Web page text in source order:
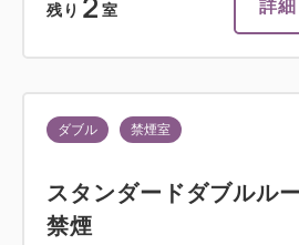
残り 室 詳細
ダブル 禁煙室
スタンダードダブルル
禁煙